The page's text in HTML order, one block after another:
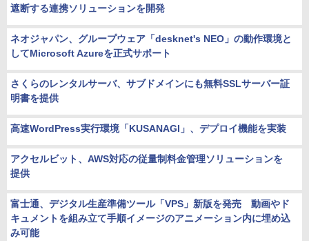
遮断する連携ソリューションを開発
ネオジャパン、グループウェア「desknet's NEO」の動作環境と
してMicrosoft Azureを正式サポート
さくらのレンタルサーバ、サブドメインにも無料SSLサーバー証
明書を提供
高速WordPress実行環境「KUSANAGI」、デプロイ機能を実装
アクセルビット、AWS対応の従量制料金管理ソリューションを
提供
富士通、デジタル生産準備ツール「VPS」新版を発売 動画やド
キュメントを組み立て手順イメージのアニメーション内に埋め込
み可能